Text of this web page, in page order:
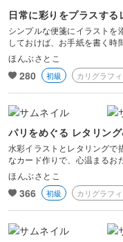
日常に彩りをプラスす
シンプルな便箋にイラストを
しておけば、お手紙を書く時
ほんぶさとこ
280 初級 カリグラフ
パリをめぐる レタリン
水彩イラストとレタリングで
なカード作りで、心温まるお
ほんぶさとこ
366 初級 カリグラフ